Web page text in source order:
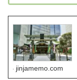
jinjamemo.com